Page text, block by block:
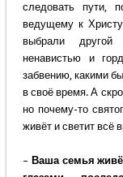
следовать пути,
ведущему к
выбрали другой
ненавистью и
забвению, какими
в своё время. А
но почему-то
живёт и светит всё
– Ваша семья